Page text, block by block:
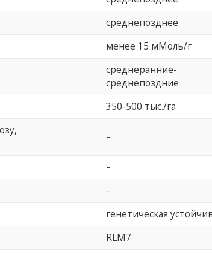
среднепозднее
менее 15 мМоль/г
среднеранние-
среднепоздние
350-500 тыс./га
–
–
–
генетическая
RLM7